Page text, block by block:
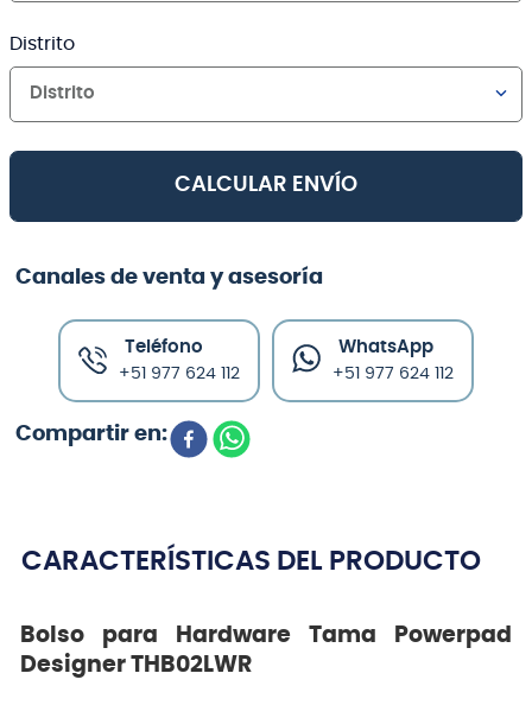
Distrito
Distrito
CALCULAR ENVÍO
Canales de venta y asesoría
Teléfono
+51 977 624 112
WhatsApp
+51 977 624 112
CARACTERÍSTICAS DEL PRODUCTO
Bolso para Hardware Tama Powerpad
Designer THB02LWR